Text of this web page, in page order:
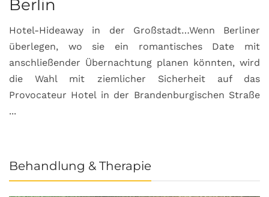
Berlin
Hotel-Hideaway in der Großstadt…Wenn Berliner
überlegen, wo sie ein romantisches Date mit
anschließender Übernachtung planen könnten, wird
die Wahl mit ziemlicher Sicherheit auf das
Provocateur Hotel in der Brandenburgischen Straße
...
Behandlung & Therapie